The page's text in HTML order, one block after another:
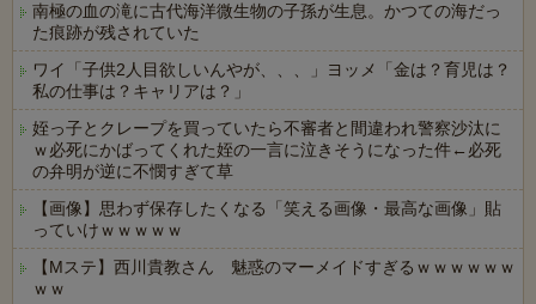
南極の血の滝に古代海洋微生物の子孫が生息。かつての海だっ
た痕跡が残されていた
ワイ「子供2人目欲しいんやが、、、」ヨッメ「金は？育児は？
私の仕事は？キャリアは？」
姪っ子とクレープを買っていたら不審者と間違われ警察沙汰に
ｗ必死にかばってくれた姪の一言に泣きそうになった件←必死
の弁明が逆に不憫すぎて草
【画像】思わず保存したくなる「笑える画像・最高な画像」貼
っていけｗｗｗｗｗ
【Mステ】西川貴教さん 魅惑のマーメイドすぎるｗｗｗｗｗｗ
ｗｗ